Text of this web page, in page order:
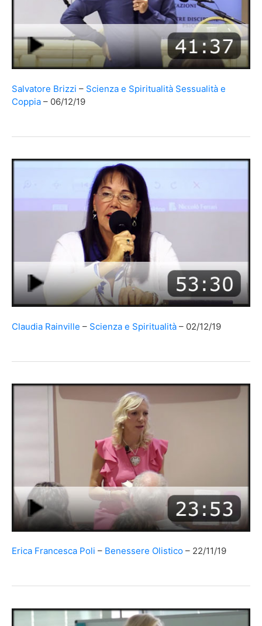
Salvatore Brizzi Scienza e Spiritualità Sessualità e
Coppia
06/12/19
Claudia Rainville Scienza e Spiritualità 02/12/19
Erica Francesca Poli Benessere Olistico 22/11/19